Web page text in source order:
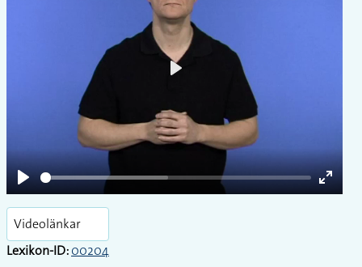
Play
Enter
Videolänkar
Lexikon-ID:00204